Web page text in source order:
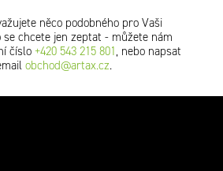
něco podobného pro Vaši
se chcete jen zeptat - můžete nám
číslo +420 543 215 801, nebo napsat
obchod@artax.cz.